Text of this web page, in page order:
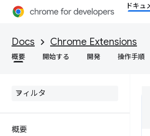
ドキュ
Docs Chrome Extensions
概要 開始する 開発 操作手順
概要